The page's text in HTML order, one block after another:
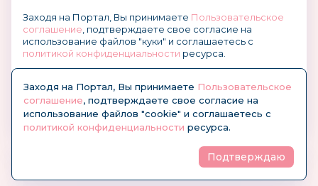
Заходя на Портал, Вы принимаете Пользовательское
соглашение , подтверждаете свое согласие на
использование файлов "куки" и соглашаетесь с
политикой конфиденциальности ресурса.
© KidsOboz.RU 2004-2026
Заходя на Портал, Вы принимаете Пользовательское
соглашение, подтверждаете свое согласие на
использование файлов "cookie" и соглашаетесь с
политикой конфиденциальности ресурса.
Подтверждаю